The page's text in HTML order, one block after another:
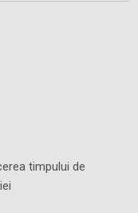
timpului de